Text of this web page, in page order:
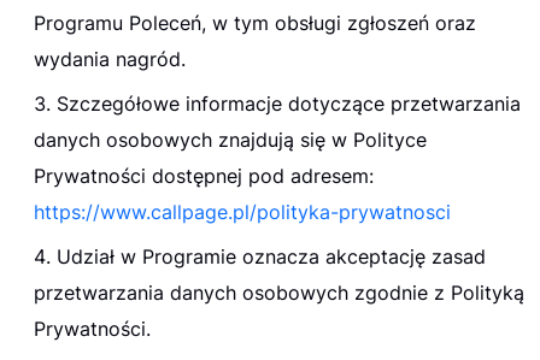
Programu Poleceń, w tym obsługi zgłoszeń oraz
wydania nagród.
Szczegółowe informacje dotyczące przetwarzania
danych osobowych znajdują się w Polityce
Prywatności dostępnej pod adresem:
https://www.callpage.pl/polityka-prywatnosci
Udział w Programie oznacza akceptację zasad
przetwarzania danych osobowych zgodnie z Polityką
Prywatności.